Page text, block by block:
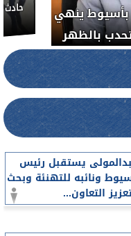
مستشفى جامعة
معاناة طفل يعني
يستقبل رئيس
ونائبه للتهنئة وبحث
التعاون...